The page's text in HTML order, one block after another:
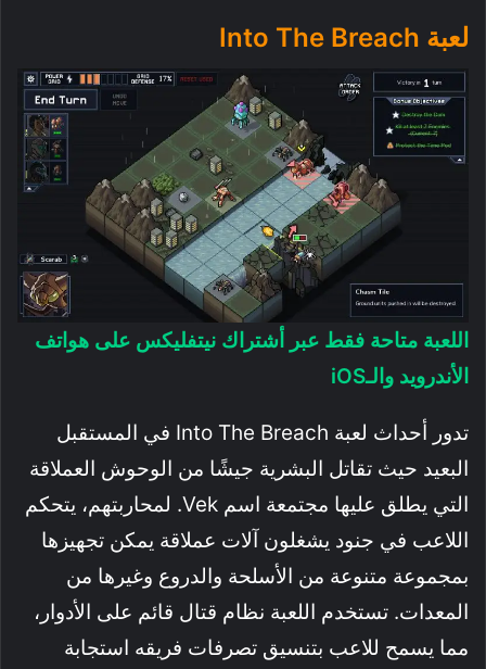
لعبة Into The Breach
اللعبة متاحة فقط عبر أشتراك نيتفليكس على هواتف
الأندرويد والـiOS
تدور أحداث لعبة Into The Breach في المستقبل
البعيد حيث تقاتل البشرية جيشًا من الوحوش العملاقة
التي يطلق عليها مجتمعة اسم Vek. لمحاربتهم، يتحكم
اللاعب في جنود يشغلون آلات عملاقة يمكن تجهيزها
بمجموعة متنوعة من الأسلحة والدروع وغيرها من
المعدات. تستخدم اللعبة نظام قتال قائم على الأدوار،
مما يسمح للاعب بتنسيق تصرفات فريقه استجابة